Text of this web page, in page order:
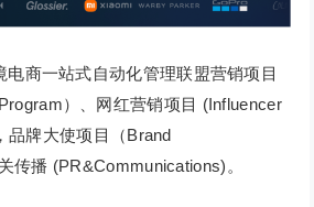
电商一站式自动化管理联盟营销项目
）、网红营销项目 (Influencer
品牌大使项目（Brand
传播 (PR&Communications)。